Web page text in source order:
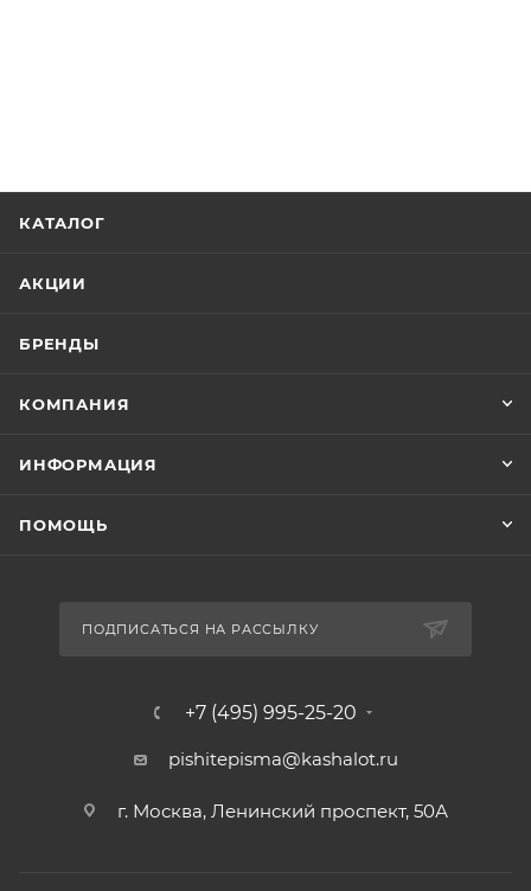
КАТАЛОГ
АКЦИИ
БРЕНДЫ
КОМПАНИЯ
ИНФОРМАЦИЯ
ПОМОЩЬ
ПОДПИСАТЬСЯ НА РАССЫЛКУ
+7 (495) 995-25-20​
pishitepisma@kashalot.ru
г. Москва, Ленинский проспект, 50А​